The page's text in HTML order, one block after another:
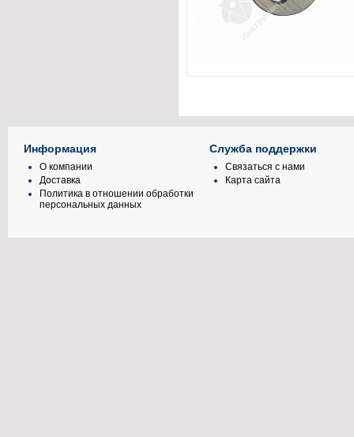
Информация
О компании
Доставка
Политика в отношении обработки
персональных данных
Служба поддержки
Связаться с нами
Карта сайта